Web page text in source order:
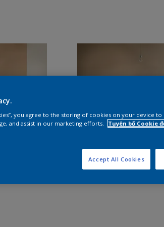
you agree to the storing of cookies on your device to
and assist in our marketing efforts.
Tuyên bố Cookie
Accept All Cookies